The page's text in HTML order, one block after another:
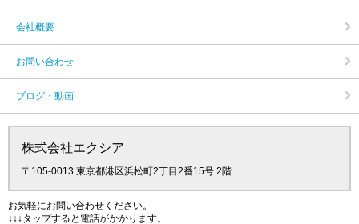
会社概要
お問い合わせ
ブログ・動画
株式会社エクシア
〒105‐0013 東京都港区浜松町2丁目2番15号 2階
お気軽にお問い合わせください。
↓↓↓タップすると電話がかかります。